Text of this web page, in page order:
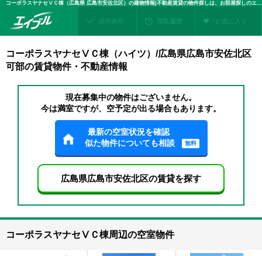
コーポラスヤナセⅤＣ棟（広島県 広島市安佐北区）の建物情報|不動産賃貸の物件探しは、お部屋探しのエイブル
保存条件 閲覧履歴 お気に入り
コーポラスヤナセⅤＣ棟（ハイツ）/広島県広島市安佐北区
可部の賃貸物件・不動産情報
現在募集中の物件はございません。
今は満室ですが、空予定が出る場合もあります。
最新の空室状況を確認
似た物件についても相談
無料
広島県広島市安佐北区の賃貸を探す
コーポラスヤナセⅤＣ棟周辺の空室物件